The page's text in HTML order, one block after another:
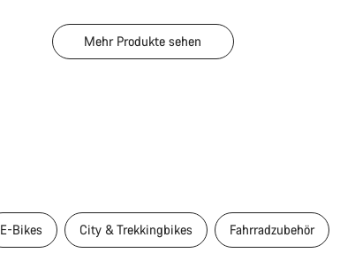
Mehr Produkte sehen
E-Bikes City & Trekkingbikes Fahrradzubehör